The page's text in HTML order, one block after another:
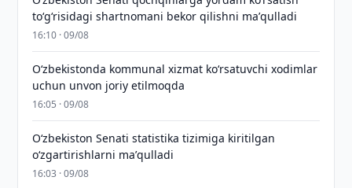
toʻgʻrisidagi shartnomani bekor qilishni maʼqulladi
16:10 · 09/08
Oʻzbekistonda kommunal xizmat koʻrsatuvchi xodimlar
uchun unvon joriy etilmoqda
16:05 · 09/08
Oʻzbekiston Senati statistika tizimiga kiritilgan
oʻzgartirishlarni maʼqulladi
16:03 · 09/08